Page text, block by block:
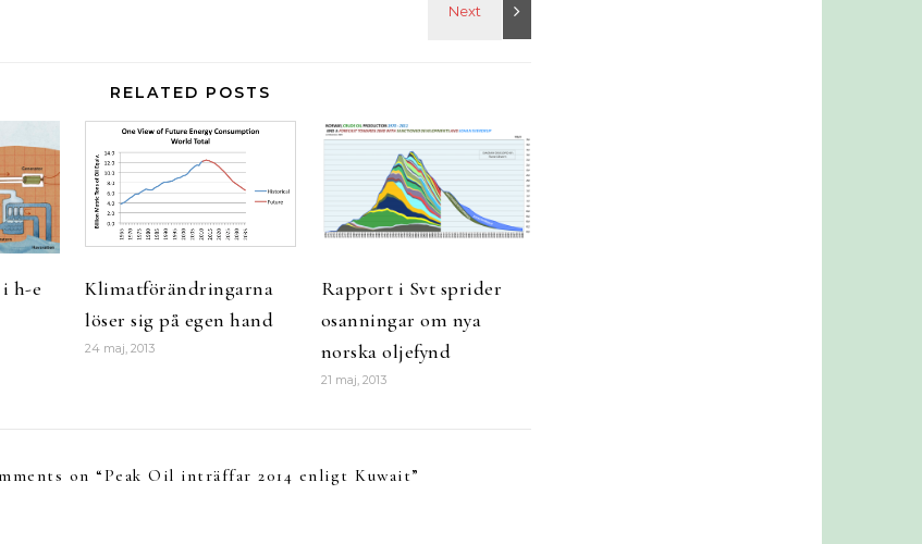
RELATED POSTS
h-e
Klimatförändringarna
löser sig på egen hand
24 maj, 2013
Rapport i Svt sprider
osanningar om nya
norska oljefynd
21 maj, 2013
on “ Peak Oil inträffar 2014 enligt Kuwait”